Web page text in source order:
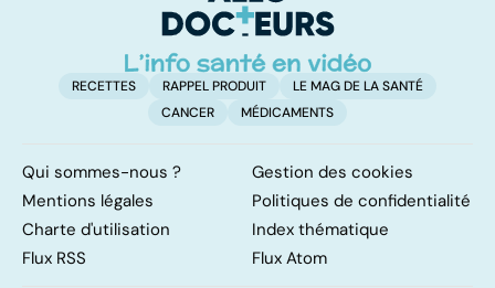
RECETTES RAPPEL PRODUIT
LE MAG DE LA SANTÉ
CANCER
MÉDICAMENTS
Qui sommes-nous ?
Gestion des cookies
Mentions légales
Politiques de confidentialité
Charte d'utilisation
Index thématique
Flux RSS
Flux Atom